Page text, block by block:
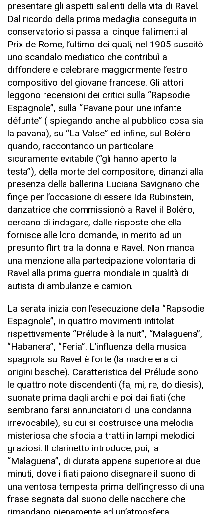
presentare gli aspetti salienti della vita di Ravel.
Dal ricordo della prima medaglia conseguita in
conservatorio si passa ai cinque fallimenti al
Prix de Rome, l’ultimo dei quali, nel 1905 suscitò
uno scandalo mediatico che contribuì a
diffondere e celebrare maggiormente l’estro
compositivo del giovane francese. Gli attori
leggono recensioni dei critici sulla “Rapsodie
Espagnole”, sulla “Pavane pour une infante
défunte” ( spiegando anche al pubblico cosa sia
la pavana), su “La Valse” ed infine, sul Boléro
quando, raccontando un particolare
sicuramente evitabile (“gli hanno aperto la
testa”), della morte del compositore, dinanzi alla
presenza della ballerina Luciana Savignano che
finge per l’occasione di essere Ida Rubinstein,
danzatrice che commissionò a Ravel il Boléro,
cercano di indagare, dalle risposte che ella
fornisce alle loro domande, in merito ad un
presunto flirt tra la donna e Ravel. Non manca
una menzione alla partecipazione volontaria di
Ravel alla prima guerra mondiale in qualità di
autista di ambulanze e camion.
La serata inizia con l’esecuzione della “Rapsodie
Espagnole”, in quattro movimenti intitolati
rispettivamente “Prélude à la nuit”, “Malaguena”,
“Habanera”, “Feria”. L’influenza della musica
spagnola su Ravel è forte (la madre era di
origini basche). Caratteristica del Prélude sono
le quattro note discendenti (fa, mi, re, do diesis),
suonate prima dagli archi e poi dai fiati (che
sembrano farsi annunciatori di una condanna
irrevocabile), su cui si costruisce una melodia
misteriosa che sfocia a tratti in lampi melodici
graziosi. Il clarinetto introduce, poi, la
“Malaguena”, di durata appena superiore ai due
minuti, dove i fiati paiono disegnare il suono di
una ventosa tempesta prima dell’ingresso di una
frase segnata dal suono delle nacchere che